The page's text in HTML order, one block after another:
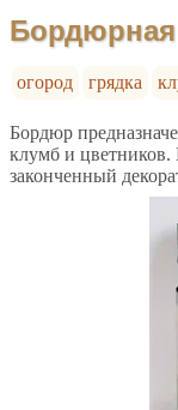
Бордюрная
огород грядка
Бордюр
клумб и цветников.
законченный